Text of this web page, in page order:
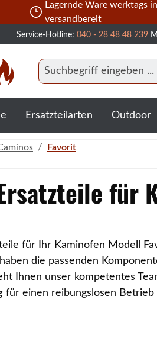
Lagernde Ware werktags
versandbereit
Service-Hotline: 040 - 28 48 48 239
Ersatzteilarten Outdoor
/ Favorit
für
für Ihr Kaminofen Modell
die passenden
Ihnen unser kompetentes
für einen reibungslosen Betrieb